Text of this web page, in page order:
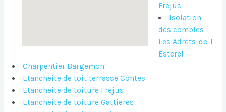
Frejus
Isolation
des combles
Les Adrets-de-l
Esterel
Charpentier Bargemon
Etancheite de toit terrasse Contes
Etancheite de toiture Frejus
Etancheite de toiture Gattieres